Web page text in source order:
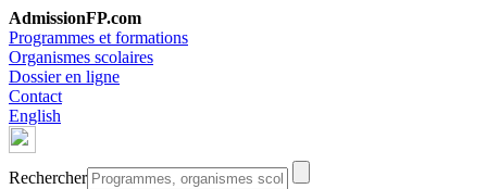
AdmissionFP.com
Programmes et formations
Organismes scolaires
Dossier en ligne
Contact
English
Rechercher